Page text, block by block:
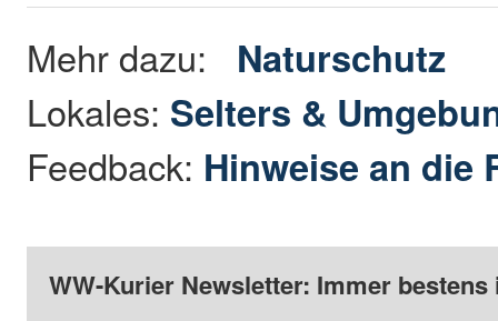
Mehr dazu: Naturschutz
Lokales: Selters &
Feedback: Hinweise an die
WW-Kurier Newsletter: Immer